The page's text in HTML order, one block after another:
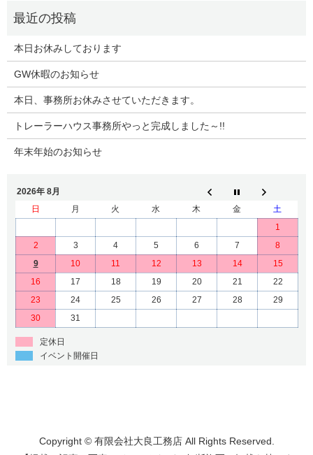
本日お休みしております
GW休暇のお知らせ
本日、事務所お休みさせていただきます。
トレーラーハウス事務所やっと完成しました～!!
年末年始のお知らせ
2026年 8月
日
月 火 水 木 金
土
1
2
3 4 5 6 7
8
9
10 11 12 13 14
15
16
17 18 19 20 21
22
23
24 25 26 27 28
29
30
31
定休日
イベント開催日
Copyright © 有限会社大良工務店 All Rights Reserved.